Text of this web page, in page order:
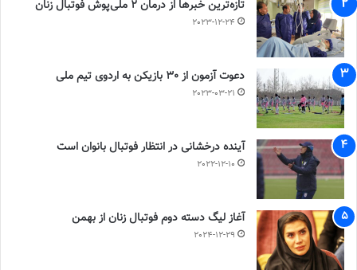
تازه‌ترین خبرها از درمان ۲ ملی‌پوش فوتبال زنان
2023-12-24
دعوت آزمون از 30 بازیکن به اردوی تیم ملی
2023-03-21
آینده درخشانی در انتظار فوتبال بانوان است
2022-12-10
آغاز لیگ دسته دوم فوتبال زنان از بهمن
2024-12-29